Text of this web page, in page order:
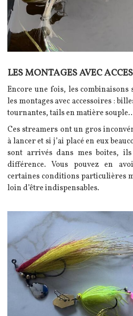
Texte
LES MONTAGES AVEC
Encore une fois, les
les montages avec accessoires : b
tournantes, tails en matière
Ces streamers ont un gros
à lancer et si j’ai placé en eux
sont arrivés dans mes boites,
différence.Vous pouvez en
certaines conditions particulières
loin d’être indispensables.